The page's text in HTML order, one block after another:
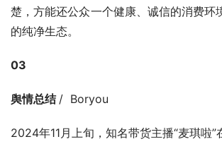
楚，方能还公众一个健康、诚信的消费环
的纯净生态。
03
舆情总结 /  Boryou
2024年11月上旬，知名带货主播“麦琪啦”